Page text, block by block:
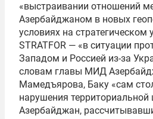
«выстраивании отношений
Азербайджаном в новых
условиях на стратегическом
STRATFOR — «в ситуации
Западом и Россией из-за
словам главы МИД
Мамедъярова, Баку «сам
нарушения территориальной
Азербайджан,